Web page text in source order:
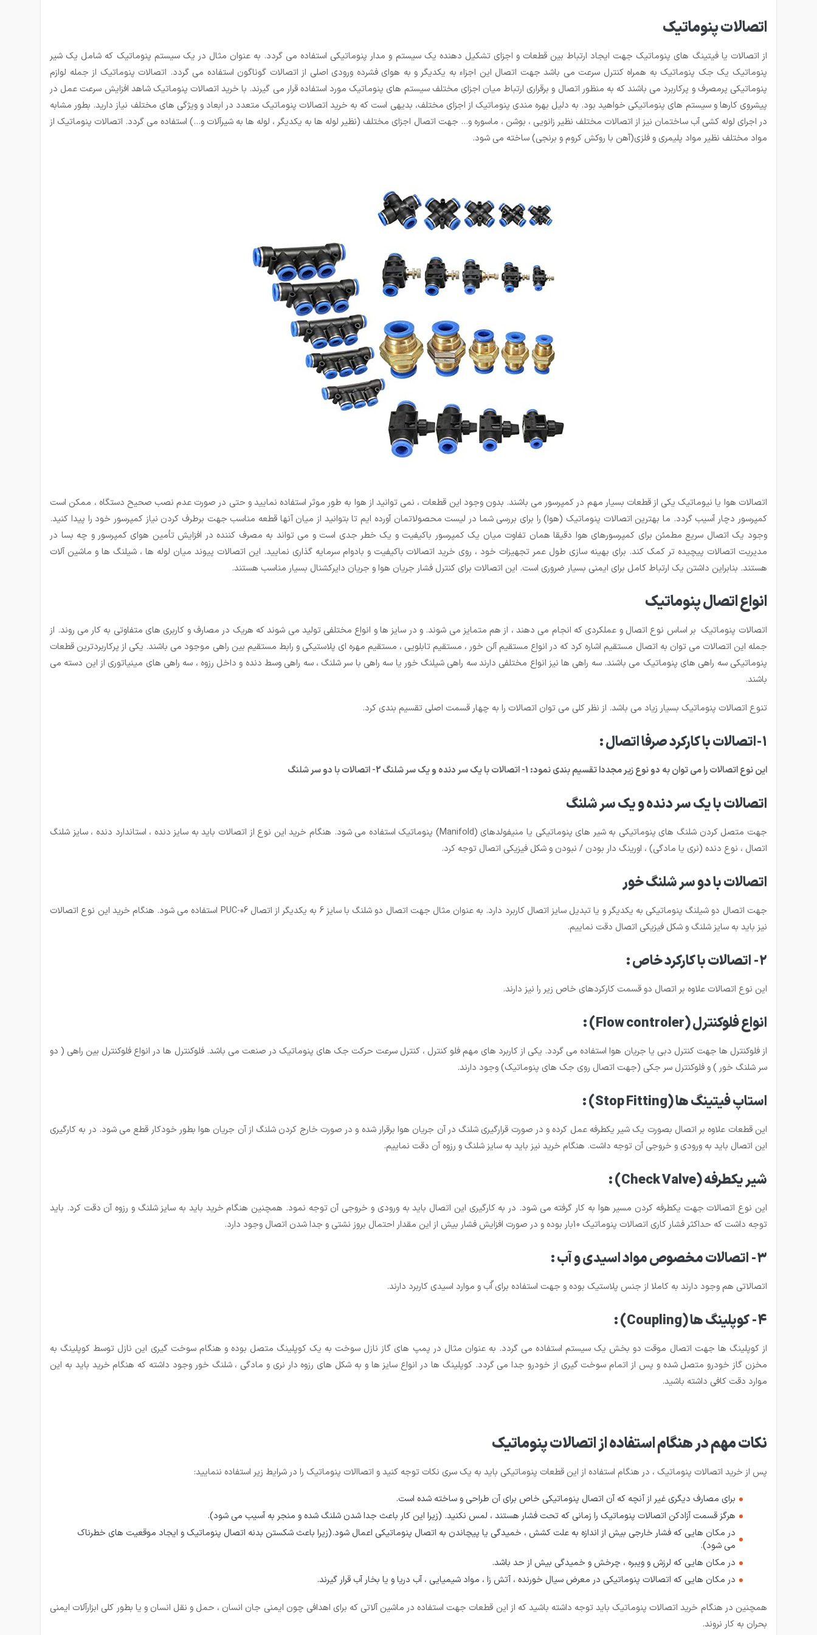
اتصالات پنوماتیک
از اتصالات یا فیتینگ های پنوماتیک جهت ایجاد ارتباط بین قطعات و اجزای تشکیل دهنده یک سیستم و مدار پنوماتیکی استفاده می گردد. به عنوان مثال در یک سیستم پنوماتیک که شامل یک شیر
پنوماتیک یک جک پنوماتیک به همراه کنترل سرعت می باشد جهت اتصال این اجزاء به یکدیگر و به هوای فشرده ورودی اصلی از اتصالات گوناگون استفاده می گردد. اتصالات پنوماتیک از جمله لوازم
پنوماتیکی پرمصرف و پرکاربرد می باشند که به منظور اتصال و برقراری ارتباط میان اجزای مختلف سیستم های پنوماتیک مورد استفاده قرار می گیرند. با خرید اتصالات پنوماتیک شاهد افزایش سرعت عمل در
پیشروی کارها و سیستم های پنوماتیکی خواهید بود. به دلیل بهره مندی پنوماتیک از اجزای مختلف، بدیهی است که به خرید اتصالات پنوماتیک متعدد در ابعاد و ویژگی های مختلف نیاز دارید. بطور مشابه
در اجرای لوله کشی آب ساختمان نیز از اتصالات مختلف نظیر زانویی ، بوشن ، ماسوره و… جهت اتصال اجزای مختلف (نظیر لوله ها به یکدیگر ، لوله ها به شیرآلات و…) استفاده می گردد. اتصالات پنوماتیک از
مواد مختلف نظیر مواد پلیمری و فلزی(آهن با روکش کروم و برنجی) ساخته می شود.
اتصالات هوا یا نیوماتیک یکی از قطعات بسیار مهم در کمپرسور می باشند. بدون وجود این قطعات ، نمی توانید از هوا به طور موثر استفاده نمایید و حتی در صورت عدم نصب صحیح دستگاه ، ممکن است
کمپرسور دچار آسیب گردد. ما بهترین اتصالات پنوماتیک (هوا) را برای بررسی شما در لیست محصولاتمان آورده ایم تا بتوانید از میان آنها قطعه مناسب جهت برطرف کردن نیاز کمپرسور خود را پیدا کنید.
وجود یک اتصال سریع مطمئن برای کمپرسورهای هوا دقیقا همان تفاوت میان یک کمپرسور باکیفیت و یک خطر جدی است و می تواند به مصرف کننده در افزایش تأمین هوای کمپرسور و چه بسا در
مدیریت اتصالات پیچیده تر کمک کند. برای بهینه سازی طول عمر تجهیزات خود ، روی خرید اتصالات باکیفیت و بادوام سرمایه گذاری نمایید. این اتصالات پیوند میان لوله ها ، شیلنگ ها و ماشین آلات
هستند. بنابراین داشتن یک ارتباط کامل برای ایمنی بسیار ضروری است. این اتصالات برای کنترل فشار جریان هوا و جریان دایرکشنال بسیار مناسب هستند.
انواع اتصال پنوماتیک
اتصالات پنوماتیک بر اساس نوع اتصال و عملکردی که انجام می دهند ، از هم متمایز می شوند. و در سایز ها و انواع مختلفی تولید می شوند که هریک در مصارف و کاربری های متفاوتی به کار می روند. از
جمله این اتصالات می توان به اتصال مستقیم اشاره کرد که در انواع مستقیم آلن خور ، مستقیم تابلویی ، مستقیم مهره ای پلاستیکی و رابط مستقیم بین راهی موجود می باشند. یکی از پرکاربردترین قطعات
پنوماتیکی سه راهی های پنوماتیک می باشند. سه راهی ها نیز انواع مختلفی دارند سه راهی شیلنگ خور یا سه راهی با سر شلنگ ، سه راهی وسط دنده و داخل رزوه ، سه راهی های مینیاتوری از این دسته می
باشند.
تنوع اتصالات پنوماتیک بسیار زیاد می باشد. از نظر کلی می توان اتصالات را به چهار قسمت اصلی تقسیم بندی کرد.
1-اتصالات با کارکرد صرفا اتصال :
این نوع اتصالات را می توان به دو نوع زیر مجددا تقسیم بندی نمود: 1- اتصالات با یک سر دنده و یک سر شلنگ 2- اتصالات با دو سر شلنگ
اتصالات با یک سر دنده و یک سر شلنگ
جهت متصل کردن شلنگ های پنوماتیکی به شیر های پنوماتیکی یا منیفولدهای (Manifold)
پنوماتیک استفاده می شود. هنگام خرید این نوع از اتصالات باید به سایز دنده ، استاندارد دنده ، سایز شلنگ
اتصال ، نوع دنده (نری یا مادگی) ، اورینگ دار بودن / نبودن و شکل فیزیکی اتصال توجه کرد.
اتصالات با دو سر شلنگ خور
جهت اتصال دو شیلنگ پنوماتیکی به یکدیگر و یا تبدیل سایز اتصال کاربرد دارد. به عنوان مثال جهت اتصال دو شلنگ با سایز 6 به یکدیگر از اتصال PUC-06 استفاده می شود. هنگام خرید این نوع اتصالات
نیز باید به سایز شلنگ و شکل فیزیکی اتصال دقت نماییم.
2- اتصالات با کارکرد خاص :
این نوع اتصالات علاوه بر اتصال دو قسمت کارکردهای خاص زیر را نیز دارند.
انواع فلوکنترل(Flow controler)
:
از فلوکنترل ها جهت کنترل دبی یا جریان هوا استفاده می گردد. یکی از کاربرد های مهم فلو کنترل ، کنترل سرعت حرکت جک های پنوماتیک در صنعت می باشد. فلوکنترل ها در انواع فلوکنترل بین راهی ( دو
سر شلنگ خور ) و فلوکنترل سر جکی (جهت اتصال روی جک های پنوماتیک) وجود دارند.
استاپ فیتینگ ها(Stop Fitting)
:
این قطعات علاوه بر اتصال بصورت یک شیر یکطرفه عمل کرده و در صورت قرارگیری شلنگ در آن جریان هوا برقرار شده و در صورت خارج کردن شلنگ از آن جریان هوا بطور خودکار قطع می شود. در به کارگیری
این اتصال باید به ورودی و خروجی آن توجه داشت. هنگام خرید نیز باید به سایز شلنگ و رزوه آن دقت نماییم.
شیر یکطرفه(Check Valve)
:
این نوع اتصالات جهت یکطرفه کردن مسیر هوا به کار گرفته می شود. در به کارگیری این اتصال باید به ورودی و خروجی آن توجه نمود. همچنین هنگام خرید باید به سایز شلنگ و رزوه آن دقت کرد. باید
توجه داشت که حداکثر فشار کاری اتصالات پنوماتیک 10بار بوده و در صورت افزایش فشار بیش از این مقدار احتمال بروز نشتی و جدا شدن اتصال وجود دارد.
3- اتصالات مخصوص مواد اسیدی و آب :
اتصالاتی هم وجود دارند به کاملا از جنس پلاستیک بوده و جهت استفاده برای آّب و موارد اسیدی کاربرد دارند.
4- کوپلینگ ها (Coupling)
:
از کوپلینگ ها جهت اتصال موقت دو بخش یک سیستم استفاده می گردد. به عنوان مثال در پمپ های گاز نازل سوخت به یک کوپلینگ متصل بوده و هنگام سوخت گیری این نازل توسط کوپلینگ به
مخزن گاز خودرو متصل شده و پس از اتمام سوخت گیری از خودرو جدا می گردد. کوپلینگ ها در انواع سایز ها و به شکل های رزوه دار نری و مادگی ، شلنگ خور وجود داشته که هنگام خرید باید به این
موارد دقت کافی داشته باشید.
نکات مهم در هنگام استفاده از اتصالات پنوماتیک
پس از خرید اتصالات پنوماتیک ، در هنگام استفاده از این قطعات پنوماتیکی باید به یک سری نکات توجه کنید و اتصاالات پنوماتیک را در شرایط زیر استفاده ننمایید:
برای مصارف دیگری غیر از آنچه که آن اتصال پنوماتیکی خاص برای آن طراحی و ساخته شده است.
هرگز قسمت آزادکن اتصالات پنوماتیک را زمانی که تحت فشار هستند ، لمس نکنید. (زیرا این کار باعث جدا شدن شلنگ شده و منجر به آسیب می شود).
در مکان هایی که فشار خارجی بیش از اندازه به علت کشش ، خمیدگی یا پیچاندن به اتصال پنوماتیکی اعمال شود.(زیرا باعث شکستن بدنه اتصال پنوماتیک و ایجاد موقعیت های خطرناک
می شود).
در مکان هایی که لرزش و ویبره ، چرخش و خمیدگی بیش از حد باشد.
در مکان هایی که اتصالات پنوماتیکی در معرض سیال خورنده ، آتش زا ، مواد شیمیایی ، آب دریا و یا بخار آب قرار گیرند.
همچنین در هنگام خرید اتصالات پنوماتیک باید توجه داشته باشید که از این قطعات جهت استفاده در ماشین آلاتی که برای اهدافی چون ایمنی جان انسان ، حمل و نقل انسان و یا بطور کلی ابزارآلات ایمنی
بحران به کار نروند.